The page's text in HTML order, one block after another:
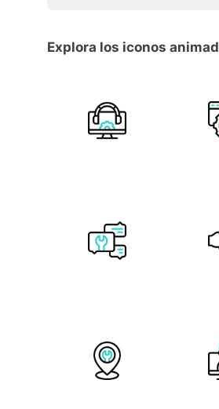
Explora los iconos